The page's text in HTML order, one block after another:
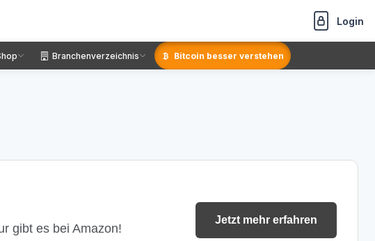
Login
Branchenverzeichnis Bitcoin besser verstehen
gibt es bei Amazon!
Jetzt mehr erfahren